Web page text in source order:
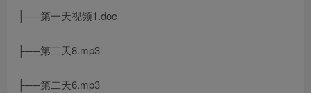
├──第一天视频1.doc
├──第二天8.mp3
├──第二天6.mp3